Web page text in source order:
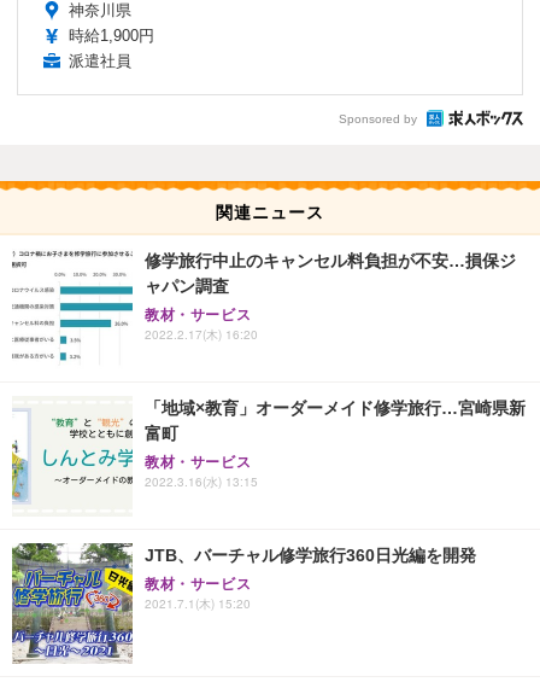
神奈川県
時給1,900円
派遣社員
Sponsored by
関連ニュース
修学旅行中止のキャンセル料負担が不安…損保ジ
ャパン調査
教材・サービス
2022.2.17(木) 16:20
「地域×教育」オーダーメイド修学旅行…宮崎県新
富町
教材・サービス
2022.3.16(水) 13:15
JTB、バーチャル修学旅行360日光編を開発
教材・サービス
2021.7.1(木) 15:20